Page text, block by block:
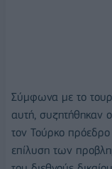
Σύμφωνα με το
αυτή, συζητήθηκαν
τον Τούρκο πρόεδρο
επίλυση των